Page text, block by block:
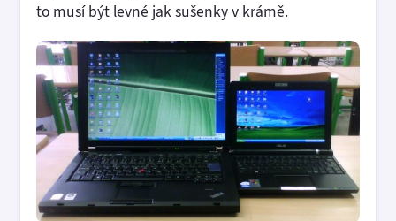
to musí být levné jak sušenky v krámě.